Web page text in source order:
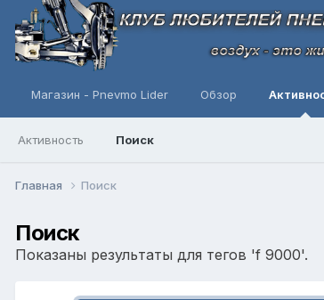
Магазин - Pnevmo Lider Обзор
Активность Поиск
Главная Поиск
Поиск
Показаны результаты для тегов 'f 9000'.